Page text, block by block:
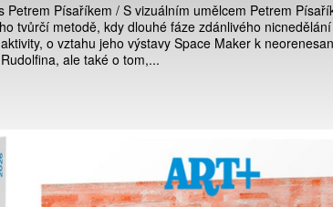
Petrem Písaříkem / S vizuálním umělcem Petrem
tvůrčí metodě, kdy dlouhé fáze zdánlivého
o vztahu jeho výstavy Space Maker k
ale také o tom,...